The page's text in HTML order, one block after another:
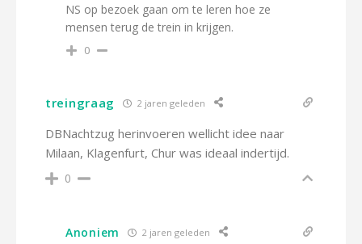
NS op bezoek gaan om te leren hoe ze
mensen terug de trein in krijgen.
0
treingraag 2 jaren geleden
DBNachtzug herinvoeren wellicht idee naar
Milaan, Klagenfurt, Chur was ideaal indertijd.
0
Anoniem 2 jaren geleden